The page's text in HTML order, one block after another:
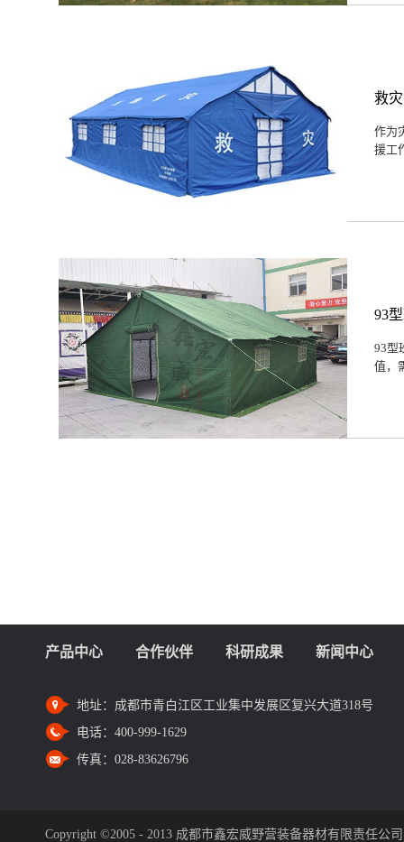
救
作为
援工
93
93型
值，
产品中心 合作伙伴 科研成果 新闻中心
地址： 成都市青白江区工业集中发展区复兴大道318号
电话： 400-999-1629
传真： 028-83626796
Copyright ©2005 - 2013 成都市鑫宏威野营装备器材有限责任公司